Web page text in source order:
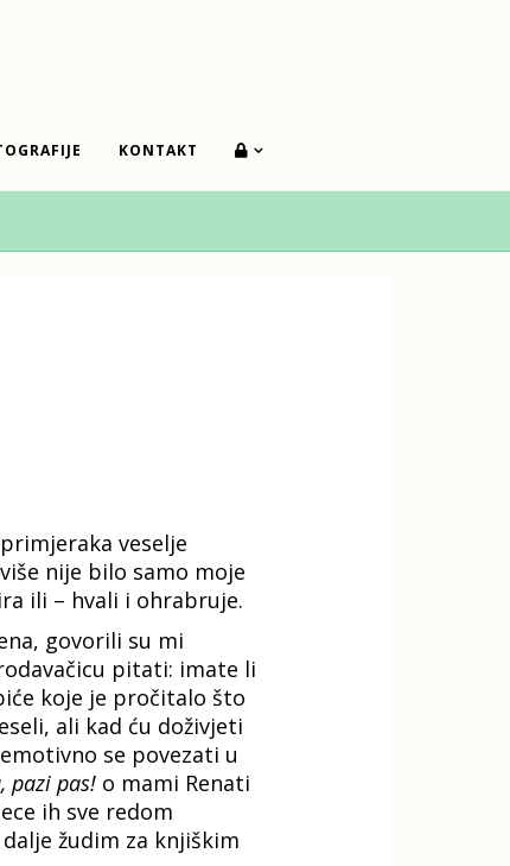
KONTAKT
veselje
nije bilo samo moje
ili – hvali i ohrabruje.
govorili su mi
pitati: imate li
koje je pročitalo što
ali kad ću doživjeti
se povezati u
pazi pas! o mami Renati
ih sve redom
žudim za knjiškim